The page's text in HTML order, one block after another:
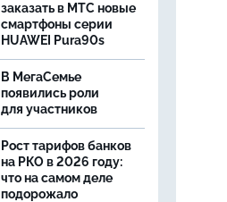
заказать в МТС новые
смартфоны серии
HUAWEI Pura90s
В МегаСемье
появились роли
для участников
Рост тарифов банков
на РКО в 2026 году:
что на самом деле
подорожало